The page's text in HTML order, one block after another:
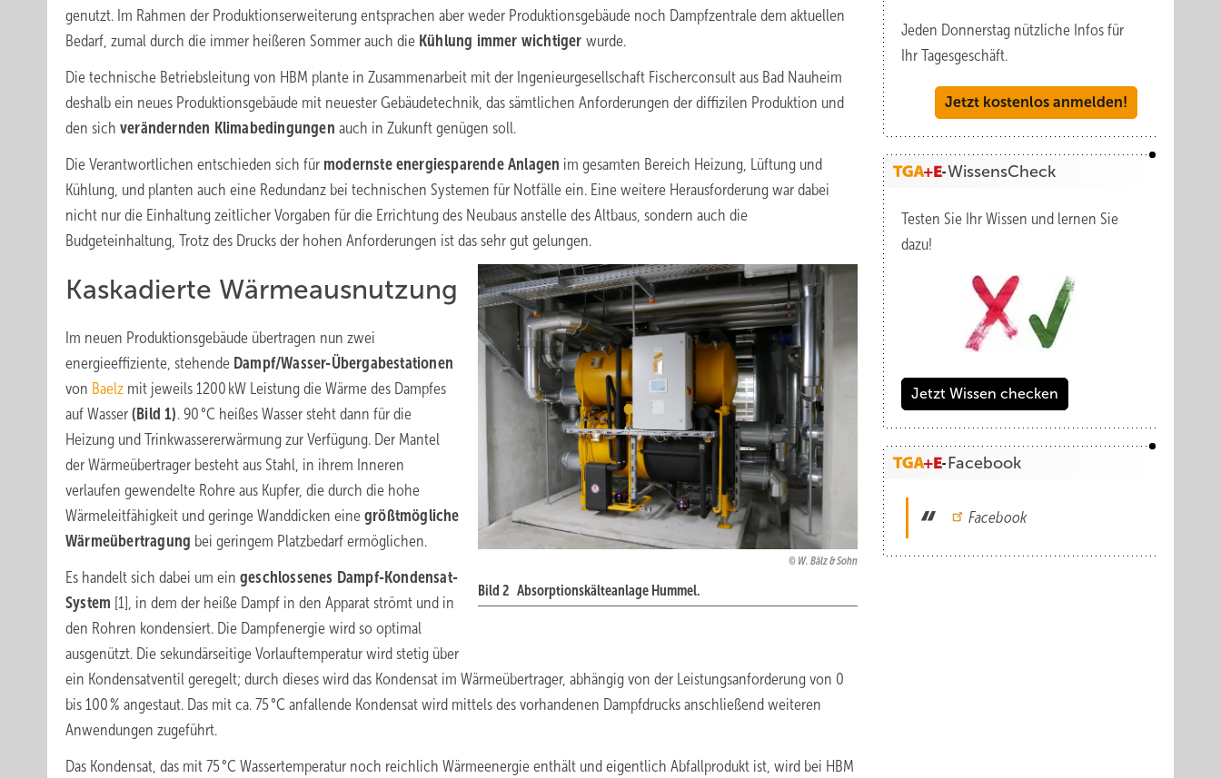
genutzt. Im Rahmen der Produktionserweiterung entsprachen aber weder Produktionsgebäude noch Dampfzentrale dem aktuellen
Bedarf, zumal durch die immer heißeren Sommer auch die Kühlung immer wichtiger wurde.
Die technische Betriebsleitung von HBM plante in Zusammenarbeit mit der Ingenieurgesellschaft Fischerconsult aus Bad Nauheim
deshalb ein neues Produktionsgebäude mit neuester Gebäudetechnik, das sämtlichen Anforderungen der diffizilen Produktion und
den sich verändernden Klimabedingungen auch in Zukunft genügen soll.
Die Verantwortlichen entschieden sich für modernste energiesparende Anlagen im gesamten Bereich Heizung, Lüftung und
Kühlung, und planten auch eine Redundanz bei technischen Systemen für Notfälle ein. Eine weitere Herausforderung war dabei
nicht nur die Einhaltung zeitlicher Vorgaben für die Errichtung des Neubaus anstelle des Altbaus, sondern auch die
Budgeteinhaltung, Trotz des Drucks der hohen Anforderungen ist das sehr gut gelungen.
W. Bälz & Sohn
Bild 2 Absorptionskälteanlage Hummel.
Kaskadierte Wärmeausnutzung
Im neuen Produktionsgebäude übertragen nun zwei
energieeffiziente, stehende Dampf/Wasser-Übergabestationen
von Baelz mit jeweils 1200 kW Leistung die Wärme des Dampfes
auf Wasser (Bild 1). 90 °C heißes Wasser steht dann für die
Heizung und Trinkwassererwärmung zur Verfügung. Der Mantel
der Wärmeübertrager besteht aus Stahl, in ihrem Inneren
verlaufen gewendelte Rohre aus Kupfer, die durch die hohe
Wärmeleitfähigkeit und geringe Wanddicken eine größtmögliche
Wärmeübertragung bei geringem Platzbedarf ermöglichen.
Es handelt sich dabei um ein geschlossenes Dampf-Kondensat-
System [1], in dem der heiße Dampf in den Apparat strömt und in
den Rohren kondensiert. Die Dampfenergie wird so optimal
ausgenützt. Die sekundärseitige Vorlauftemperatur wird stetig über
ein Kondensatventil geregelt; durch dieses wird das Kondensat im Wärmeübertrager, abhängig von der Leistungsanforderung von 0
bis 100 % angestaut. Das mit ca. 75 °C anfallende Kondensat wird mittels des vorhandenen Dampfdrucks anschließend weiteren
Anwendungen zugeführt.
Das Kondensat, das mit 75 °C Wassertemperatur noch reichlich Wärmeenergie enthält und eigentlich Abfallprodukt ist, wird bei HBM
Jeden Donnerstag nützliche Infos für
Ihr Tagesgeschäft.
Jetzt kostenlos anmelden!
WissensCheck
Testen Sie Ihr Wissen und lernen Sie
dazu!
Jetzt Wissen checken
Facebook
Facebook